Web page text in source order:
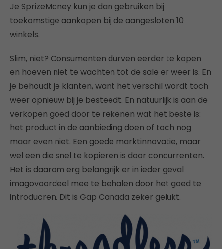
Je SprizeMoney kun je dan gebruiken bij
toekomstige aankopen bij de aangesloten 10
winkels.
Slim, niet? Consumenten durven eerder te kopen
en hoeven niet te wachten tot de sale er weer is. En
je behoudt je klanten, want het verschil wordt toch
weer opnieuw bij je besteedt. En natuurlijk is aan de
verkopen goed door te rekenen wat het beste is:
het product in de aanbieding doen of toch nog
maar even niet. Een goede marktinnovatie, maar
wel een die snel te kopieren is door concurrenten.
Het is daarom erg belangrijk er in ieder geval
imagovoordeel mee te behalen door het goed te
introducren. Dit is Gap Canada zeker gelukt.